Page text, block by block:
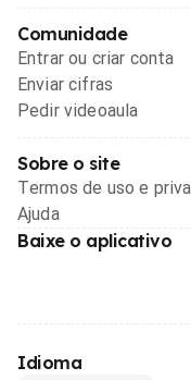
Comunidade
Entrar ou criar conta
Enviar cifras
Pedir videoaula
Sobre o site
Termos de uso e
Ajuda
Baixe o aplicativo
Idioma